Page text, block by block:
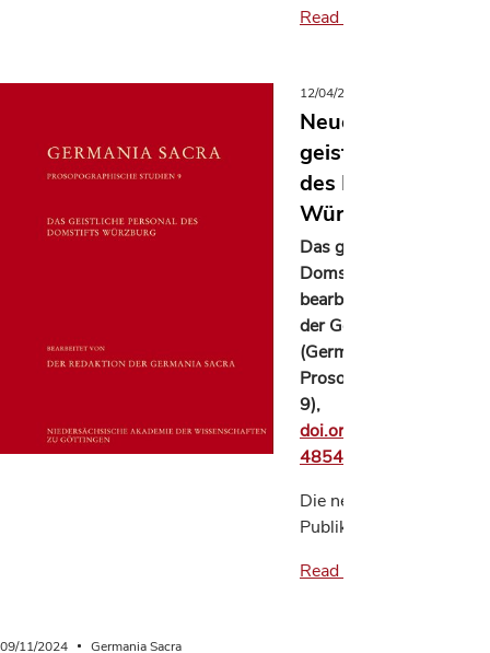
Read more
12/04/2024
Neuerscheinung:
geistliche Personal
des Domstifts
Würzburg
Das geistliche Personal
Domstifts Würzburg,
bearbeitet von der
der Germania Sacra
(Germania Sacra.
Prosopographische
9),
doi.org/10.26015/
4854
Die neu erschienene
Publikation bietet eine…
Read more
09/11/2024 Germania Sacra